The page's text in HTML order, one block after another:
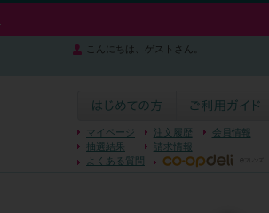
こんにちは、ゲストさん。
マイページ 注文履歴
会員情報
抽選結果
請求情報
よくある質問